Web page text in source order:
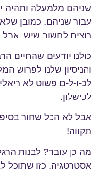
שניהם מלמעלה ותהיה
עבור שניהם. כמובן
רוצים לחשוב שיש.
כולנו יודעים שהחיים
והניסיון שלנו לפרוש
לכ-ו-ל-ם פשוט לא
לכישלון.
אבל לא הכל שחור
תקווה!
מה כן עובד? לבנות
אסטרטגיה. כזו שתוכל